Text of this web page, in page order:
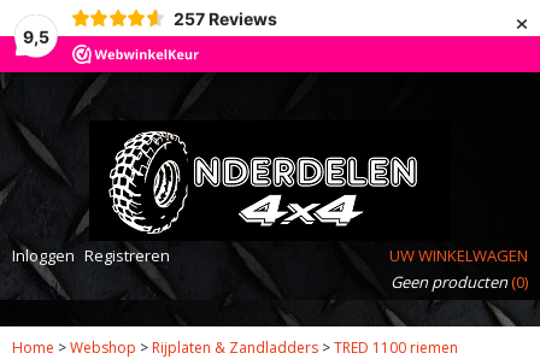
9,5
257 Reviews ×
Inloggen Registreren
UW WINKELWAGEN
Geen producten(0)
Home >Webshop > Rijplaten & Zandladders >TRED 1100 riemen